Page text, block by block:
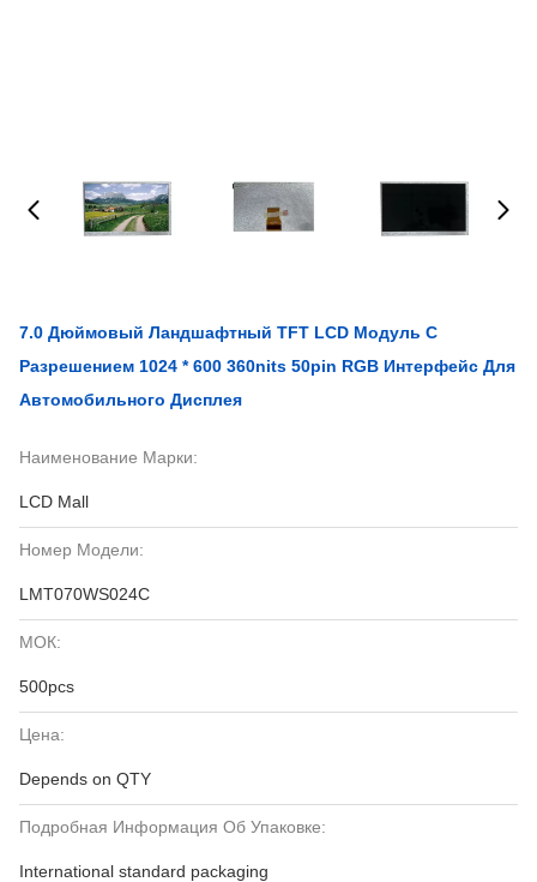
7.0 Дюймовый Ландшафтный TFT LCD Модуль С
Разрешением 1024 * 600 360nits 50pin RGB Интерфейс Для
Автомобильного Дисплея
Наименование Марки:
LCD Mall
Номер Модели:
LMT070WS024C
МОК:
500pcs
Цена:
Depends on QTY
Подробная Информация Об Упаковке:
International standard packaging